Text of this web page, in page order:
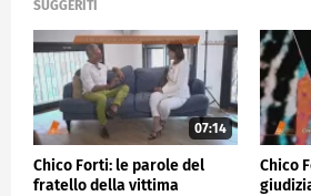
SUGGERITI
07:14
Chico Forti: le parole del
fratello della vittima
Chico